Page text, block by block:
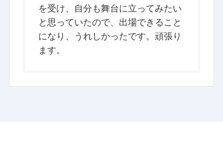
を受け、自分も舞台に立ってみたい
と思っていたので、出場できること
になり、うれしかったです。頑張り
ます。